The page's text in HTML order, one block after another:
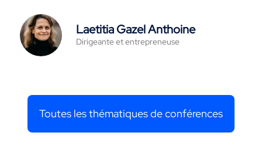
Laetitia Gazel Anthoine
Dirigeante et entrepreneuse
Toutes les thématiques de conférences